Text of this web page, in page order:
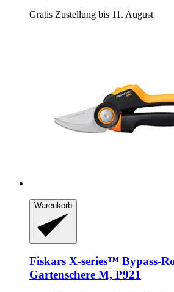
Gratis Zustellung bis 11. August
Warenkorb
Fiskars X-​series™ Bypass-​
Gartenschere M, P921